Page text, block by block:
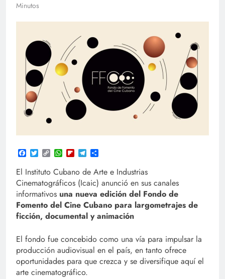
Minutos
Facebook
TwitterCopy
Link
WhatsApp
FlipboardTelegram
El Instituto Cubano de Arte e Industrias
Cinematográficos (Icaic) anunció en sus canales
informativos una nueva edición del Fondo de
Fomento del Cine Cubano para largometrajes de
ficción, documental y animación
El fondo fue concebido como una vía para impulsar la
producción audiovisual en el país, en tanto ofrece
oportunidades para que crezca y se diversifique aquí el
arte cinematográfico.